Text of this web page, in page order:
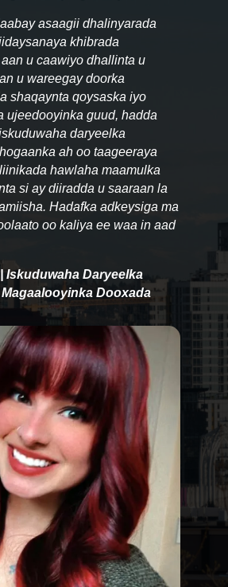
asaagii dhalinyarada
khibrada
u caawiyo dhallinta u
u wareegay doorka
shaqaynta qoysaska iyo
ujeedooyinka guud, hadda
daryeelka
ah oo taageeraya
hawlaha maamulka
si ay diiradda u saaraan la
Hadafka adkeysiga ma
oo kaliya ee waa in aad
Iskuduwaha Daryeelka
Dooxada